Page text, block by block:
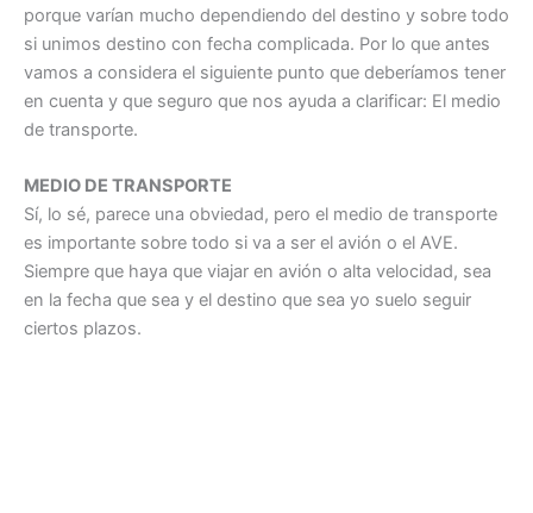
porque varían mucho dependiendo del destino y sobre todo
si unimos destino con fecha complicada. Por lo que antes
vamos a considera el siguiente punto que deberíamos tener
en cuenta y que seguro que nos ayuda a clarificar: El medio
de transporte.
MEDIO DE TRANSPORTE
Sí, lo sé, parece una obviedad, pero el medio de transporte
es importante sobre todo si va a ser el avión o el AVE.
Siempre que haya que viajar en avión o alta velocidad, sea
en la fecha que sea y el destino que sea yo suelo seguir
ciertos plazos.